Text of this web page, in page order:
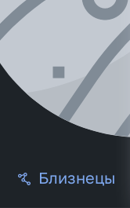
Близнецы